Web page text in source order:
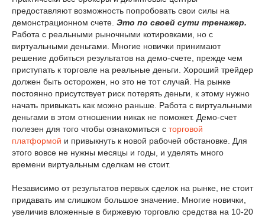
предоставляют возможность попробовать свои силы на
демонстрационном счете. Это по своей сути тренажер.
Работа с реальными рыночными котировками, но с
виртуальными деньгами. Многие новички принимают
решение добиться результатов на демо-счете, прежде чем
приступать к торговле на реальные деньги. Хороший трейдер
должен быть осторожен, но это не тот случай. На рынке
постоянно присутствует риск потерять деньги, к этому нужно
начать привыкать как можно раньше. Работа с виртуальными
деньгами в этом отношении никак не поможет. Демо-счет
полезен для того чтобы ознакомиться с торговой
платформой и привыкнуть к новой рабочей обстановке. Для
этого вовсе не нужны месяцы и годы, и уделять много
времени виртуальным сделкам не стоит.
Независимо от результатов первых сделок на рынке, не стоит
придавать им слишком большое значение. Многие новички,
увеличив вложенные в биржевую торговлю средства на 10-20